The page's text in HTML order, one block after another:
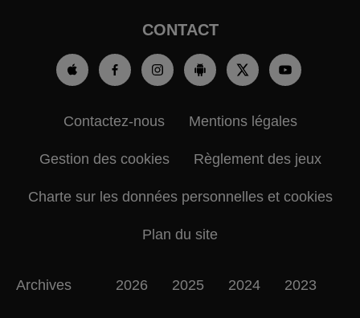
CONTACT
Contactez-nous Mentions légales
Gestion des cookies Règlement des jeux
Charte sur les données personnelles et cookies
Plan du site
Archives 2026 2025 2024 2023